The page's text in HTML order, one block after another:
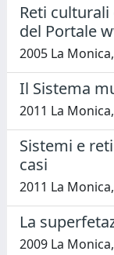
Reti
del Portale
2005 La
Il Sistema
2011 La
Sistemi e
casi
2011 La
La
2009 La